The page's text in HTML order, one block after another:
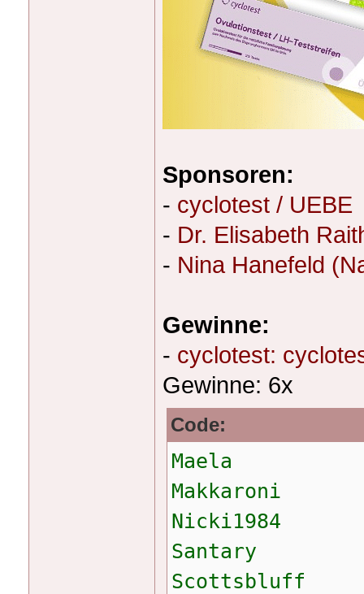
Sponsoren:
- cyclotest / UEBE
- Dr. Elisabeth
- Nina Hanefeld
Gewinne:
- cyclotest:
Gewinne: 6x
Code:
Maela
Makkaroni
Nicki1984
Santary
Scottsbluff